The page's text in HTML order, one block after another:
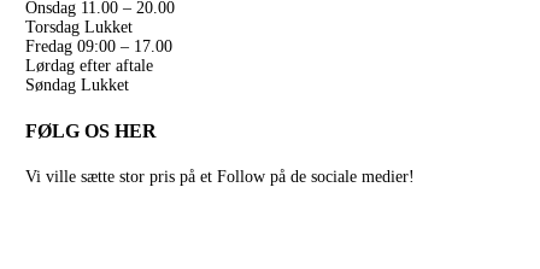
Onsdag 11.00 – 20.00
Torsdag Lukket
Fredag 09:00 – 17.00
Lørdag efter aftale
Søndag Lukket
FØLG OS HER
Vi ville sætte stor pris på et Follow på de sociale medier!